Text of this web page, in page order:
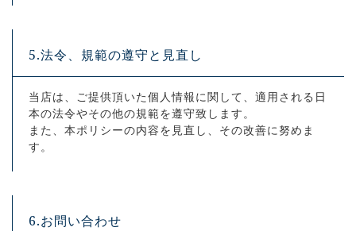
5.法令、規範の遵守と見直し
当店は、ご提供頂いた個人情報に関して、適用される日
本の法令やその他の規範を遵守致します。
また、本ポリシーの内容を見直し、その改善に努めま
す。
6.お問い合わせ